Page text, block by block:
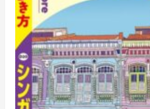
の
き
に
つ
い
て
さ
ら
に
読
む